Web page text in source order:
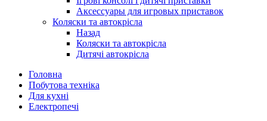
Аксессуары для игровых приставок
Коляски та автокрісла
Назад
Коляски та автокрісла
Дитячі автокрісла
Головна
Побутова техніка
Для кухні
Електропечі